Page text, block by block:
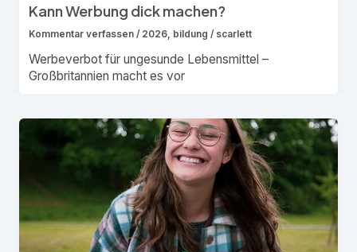
Kann Werbung dick machen?
Kommentar verfassen / 2026, bildung / scarlett
Werbeverbot für ungesunde Lebensmittel –
Großbritannien macht es vor